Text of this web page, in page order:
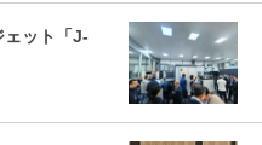
ェット「J-